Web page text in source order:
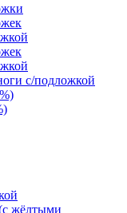
с/подложкой
жёлтыми